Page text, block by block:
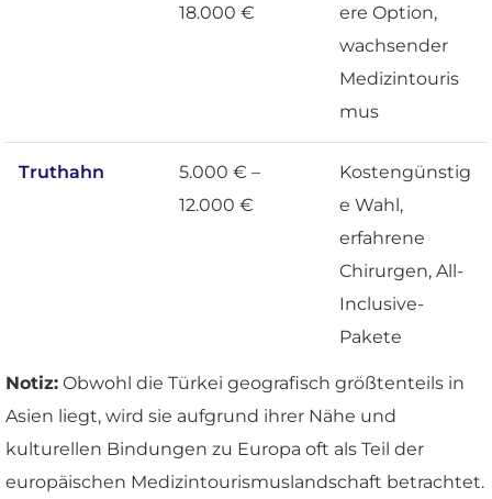
18.000 €
ere Option,
wachsender
Medizintouris
mus
Truthahn
5.000 € –
12.000 €
Kostengünstig
e Wahl,
erfahrene
Chirurgen, All-
Inclusive-
Pakete
Notiz: Obwohl die Türkei geografisch größtenteils in
Asien liegt, wird sie aufgrund ihrer Nähe und
kulturellen Bindungen zu Europa oft als Teil der
europäischen Medizintourismuslandschaft betrachtet.